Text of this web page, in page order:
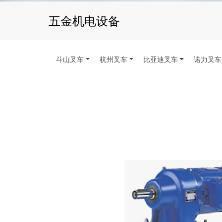
五金机电设备
斗山叉车 杭州叉车 比亚迪叉车 诺力叉车